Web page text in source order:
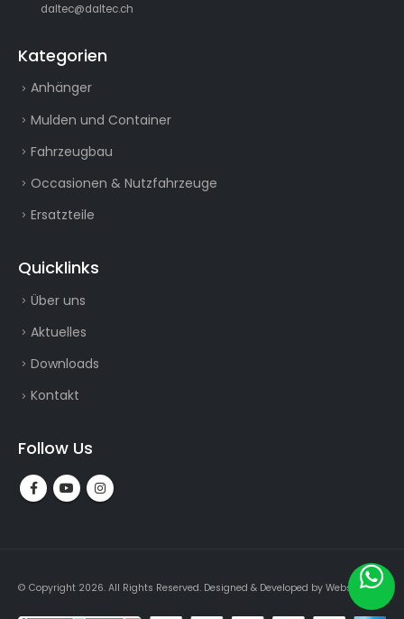
daltec@daltec.ch
Kategorien
Anhänger
Mulden und Container
Fahrzeugbau
Occasionen & Nutzfahrzeuge
Ersatzteile
Quicklinks
Über uns
Aktuelles
Downloads
Kontakt
Follow Us
© Copyright 2026. All Rights Reserved. Designed & Developed by Webslogin